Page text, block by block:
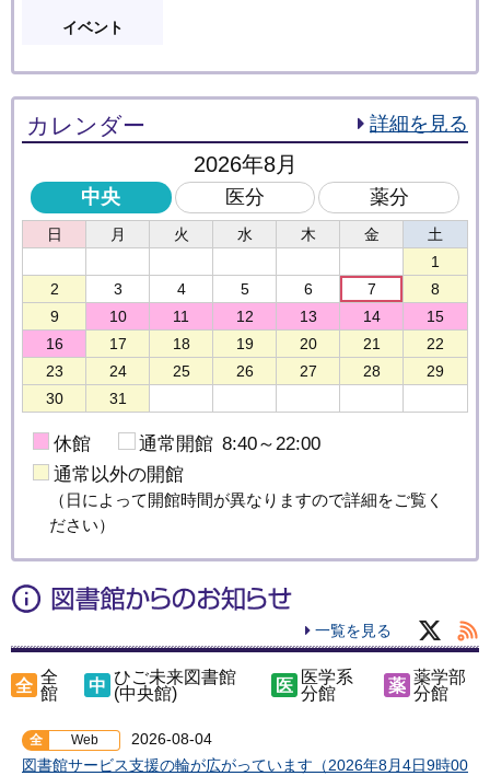
イベント
カレンダー 詳細を見る
2026年8月
中央 医分 薬分
休館 通常開館 8:40～22:00
通常以外の開館
（日によって開館時間が異なりますので詳細をご覧く
ださい）
一覧を見る
全 全
館
中 ひご未来図書館
(中央館)
医 医学系
分館
薬 薬学部
分館
全 Web
2026-08-04
図書館サービス支援の輪が広がっています（2026年8月4日9時00